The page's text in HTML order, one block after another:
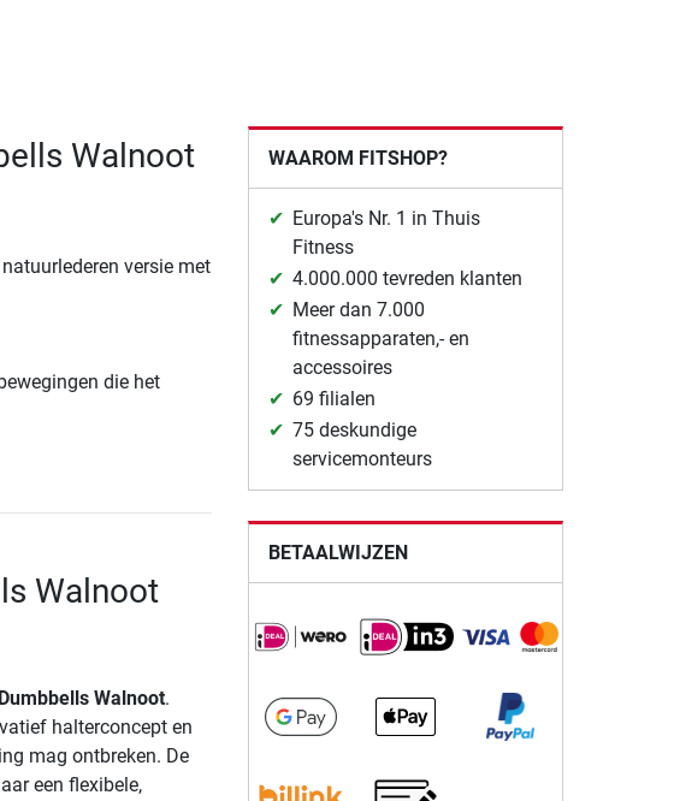
Walnoot
versie met
die het
Walnoot
Walnoot.
halterconcept en
mag ontbreken. De
een flexibele,
WAAROM FITSHOP?
Europa's Nr. 1 in Thuis
Fitness
4.000.000 tevreden klanten
Meer dan 7.000
fitnessapparaten,- en
accessoires
69 filialen
75 deskundige
servicemonteurs
BETAALWIJZEN